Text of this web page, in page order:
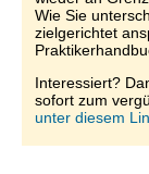
Wie Sie
zielgerichtet
Interessiert?
sofort zum
unter diesem